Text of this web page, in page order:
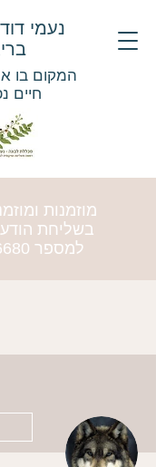
נעמי
המקום בו
חיים
מוזמנות
בשליחת
למספר